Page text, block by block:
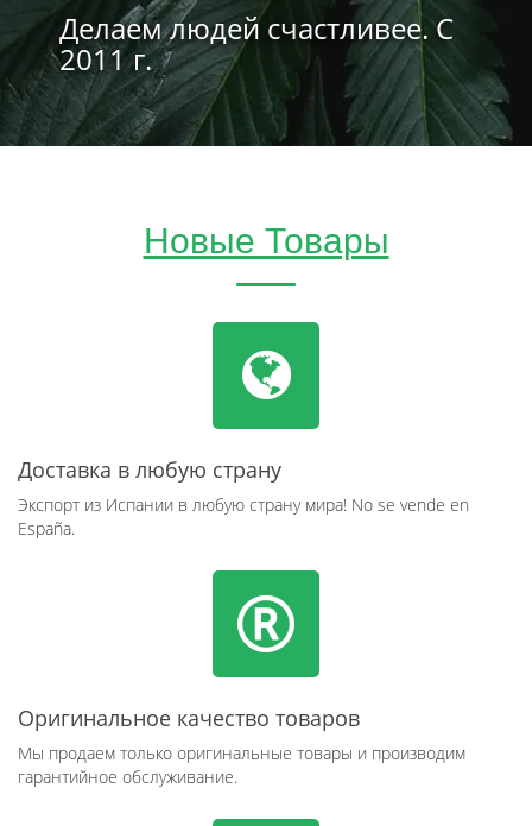
Делаем людей счастливее. С
2011 г.
Новые Товары
Доставка в любую страну
Экспорт из Испании в любую страну мира! No se vende en
España.
Оригинальное качество товаров
Мы продаем только оригинальные товары и производим
гарантийное обслуживание.